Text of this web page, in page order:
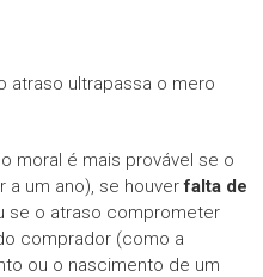
atraso ultrapassa o mero
moral é mais provável se o
a um ano), se houverfalta de
se o atraso comprometer
comprador (como a
ou o nascimento de um